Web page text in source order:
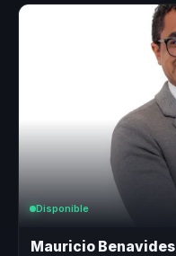
Disponible
Mauricio Benavides